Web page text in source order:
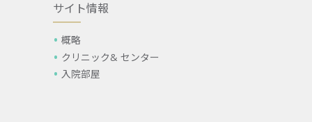
サイト情報
概略
クリニック& センター
入院部屋